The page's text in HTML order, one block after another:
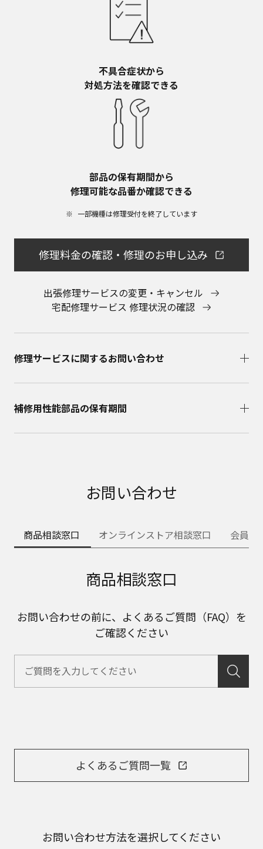
不具合症状から​
対処方法を確認できる
部品の保有期間から​
修理可能な品番か確認できる
一部機種は修理受付を終了しています​
修理料金の確認・修理のお申し込み
出張修理サービスの変更・キャンセル
宅配修理サービス 修理状況の確認
修理サービスに関するお問い合わせ​
補修用性能部品の保有期間​
お問い合わせ
商品相談窓口 オンラインストア相談窓口 会員サ
商品相談窓口
お問い合わせの前に、よくあるご質問（FAQ）を
ご確認ください
よくあるご質問一覧
お問い合わせ方法を選択してください